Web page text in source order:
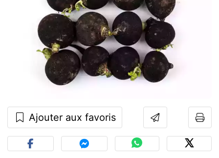
Ajouter aux favoris